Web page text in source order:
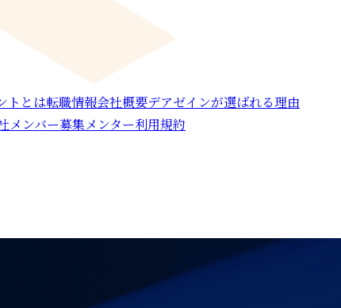
トとは転職情報会社概要デアゼインが選ばれる理由
メンバー募集メンター利用規約